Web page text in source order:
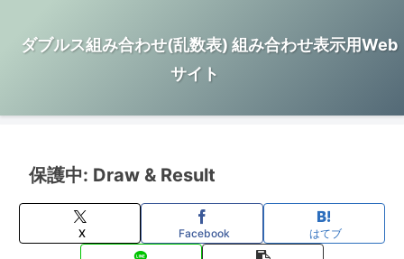
ダブルス組み合わせ(乱数表) 組み合わせ表示用Web
サイト
保護中: Draw & Result
X Facebook はてブ